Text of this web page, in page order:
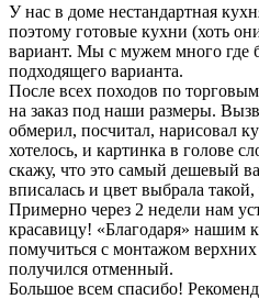
У нас в доме нестандартная
поэтому готовые кухни (хоть
вариант. Мы с мужем много где
подходящего варианта.
После всех походов по
на заказ под наши размеры.
обмерил, посчитал, нарисовал
хотелось, и картинка в голове
скажу, что это самый дешевый
вписалась и цвет выбрала
Примерно через 2 недели нам
красавицу! «Благодаря» нашим
помучиться с монтажом
получился отменный.
Большое всем спасибо!